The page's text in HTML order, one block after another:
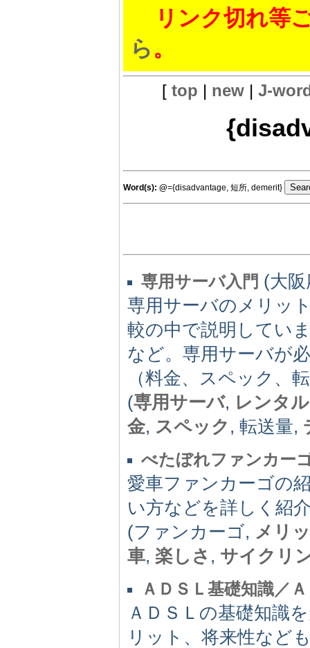
リンク切れ等
ら。
[ top | new| J-
Word(s): @={disadvantage, 短所, demerit}
専用サーバ入門 (大
専用サーバのメリッ
較の中で説明してい
など。専用サーバが
（料金、スペック、
(専用サーバ, レンタ
金, スペック , 転送量,
べたぼれファンカー
愛車ファンカーゴの
い方などを詳しく紹
(ファンカーゴ, メリ
車, 楽しさ , サイクリ
ＡＤＳＬ基礎知識／
ＡＤＳＬの基礎知識
リット、将来性など